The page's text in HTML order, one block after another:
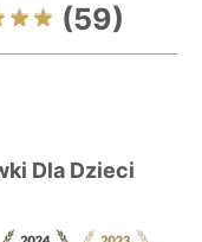
(59)
Dla Dzieci